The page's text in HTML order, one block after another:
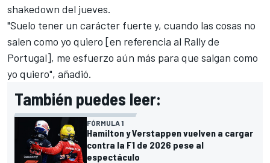
shakedown del jueves.
"Suelo tener un carácter fuerte y, cuando las cosas no
salen como yo quiero [en referencia al Rally de
Portugal], me esfuerzo aún más para que salgan como
yo quiero", añadió.
También puedes leer:
FÓRMULA 1
Hamilton y Verstappen vuelven a cargar
contra la F1 de 2026 pese al
espectáculo